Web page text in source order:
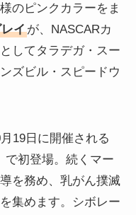
のピンクカラーをま
イが、NASCARカ
してタラデガ・スー
ズビル・スピードウ
19日に開催される
で初登場。続くマー
を務め、乳がん撲滅
集めます。シボレー